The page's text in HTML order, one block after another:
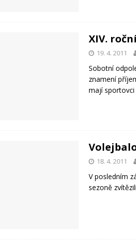
XIV.
19. 4. 2011
Sobotní
znamení
mají sportovci
18. 4. 2011
V posledním
sezoně